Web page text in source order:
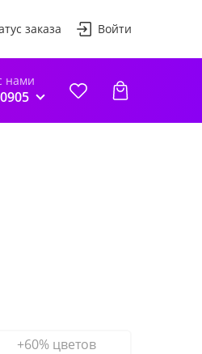
заказа Войти
нами
+60% цветов